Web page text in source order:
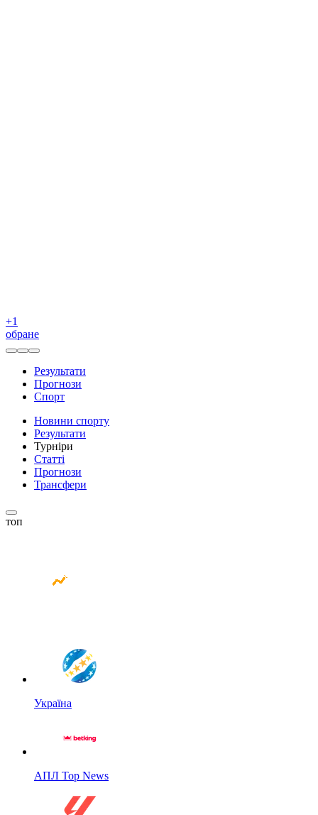
+1
обране
Результати
Прогнози
Спорт
Новини спорту
Результати
Турніри
Статті
Прогнози
Трансфери
топ
Україна
АПЛ Top News